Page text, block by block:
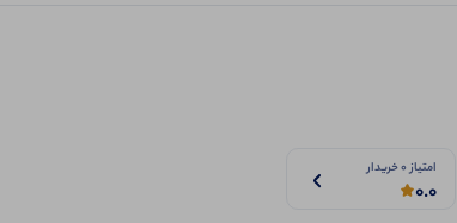
امتیاز 0 خریدار
0.0